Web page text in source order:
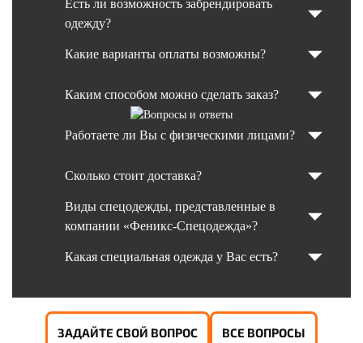
Есть ли возможность забрендировать
одежду?
Какие варианты оплаты возможны?
Каким способом можно сделать заказ?
Работаете ли Вы с физическими лицами?
Сколько стоит доставка?
Виды спецодежды, представленные в
компании «Феникс-Спецодежда»?
Какая специальная одежда у Вас есть?
ЗАДАЙТЕ СВОЙ ВОПРОС ВСЕ ВОПРОСЫ